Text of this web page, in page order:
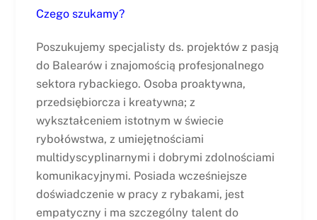
Czego szukamy?
Poszukujemy specjalisty ds. projektów z pasją
do Balearów i znajomością profesjonalnego
sektora rybackiego. Osoba proaktywna,
przedsiębiorcza i kreatywna; z
wykształceniem istotnym w świecie
rybołówstwa, z umiejętnościami
multidyscyplinarnymi i dobrymi zdolnościami
komunikacyjnymi. Posiada wcześniejsze
doświadczenie w pracy z rybakami, jest
empatyczny i ma szczególny talent do